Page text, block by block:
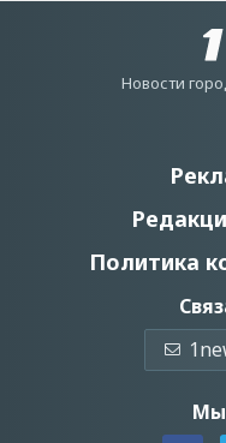
Новости
Политика
Мы